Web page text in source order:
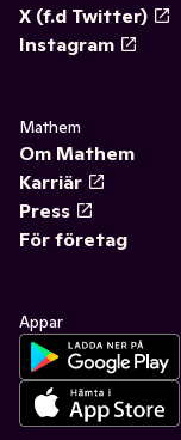
X (f.d Twitter)
Instagram
Mathem
Om Mathem
Karriär
Press
För företag
Appar